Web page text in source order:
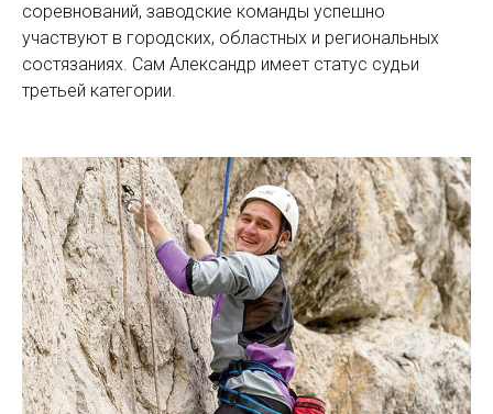
соревнований, заводские команды успешно
участвуют в городских, областных и региональных
состязаниях. Сам Александр имеет статус судьи
третьей категории.